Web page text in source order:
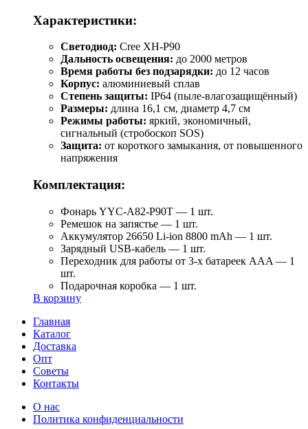
Характеристики:
Светодиод: Cree XH-P90
Дальность освещения: до 2000 метров
Время работы без подзарядки: до 12 часов
Корпус: алюминиевый сплав
Степень защиты: IP64 (пыле-влагозащищённый)
Размеры: длина 16,1 см, диаметр 4,7 см
Режимы работы: яркий, экономичный,
сигнальный (стробоскоп SOS)
Защита: от короткого замыкания, от повышенного
напряжения
Комплектация:
Фонарь YYC-A82-P90T — 1 шт.
Ремешок на запястье — 1 шт.
Аккумулятор 26650 Li-ion 8800 mAh — 1 шт.
Зарядный USB-кабель — 1 шт.
Переходник для работы от 3-х батареек AAA — 1
шт.
Подарочная коробка — 1 шт.
В корзину
Главная
Каталог
Доставка
Опт
Советы
Контакты
О нас
Политика конфиденциальности